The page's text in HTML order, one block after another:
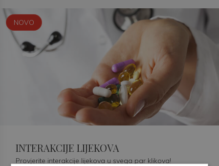
NOVO
INTERAKCIJE LIJEKOVA
Provjerite interakcije lijekova u svega par klikova!